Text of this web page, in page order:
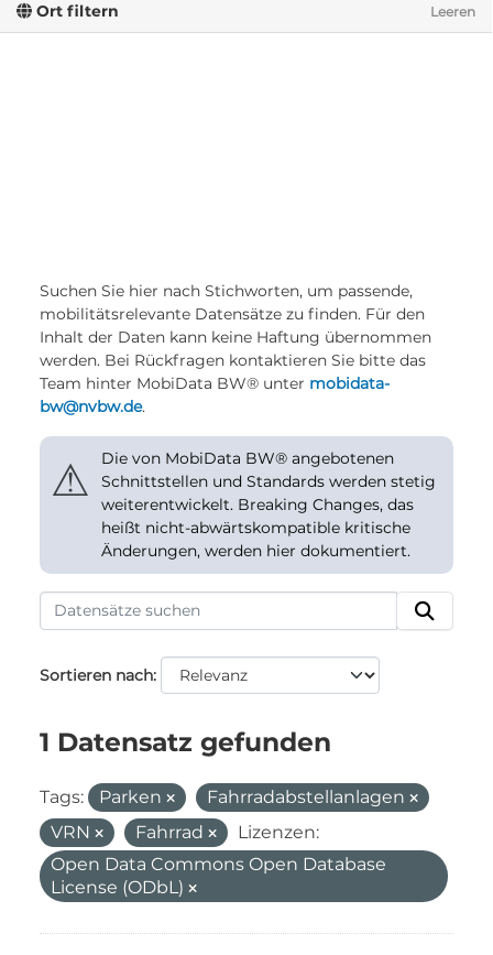
Ort filtern Leeren
Suchen Sie hier nach Stichworten, um passende,
mobilitätsrelevante Datensätze zu finden. Für den
Inhalt der Daten kann keine Haftung übernommen
werden. Bei Rückfragen kontaktieren Sie bitte das
Team hinter MobiData BW® unter mobidata-
bw@nvbw.de.
⚠
Die von MobiData BW® angebotenen
Schnittstellen und Standards werden stetig
weiterentwickelt. Breaking Changes, das
heißt nicht-abwärtskompatible kritische
Änderungen, werden hier dokumentiert.
Sortieren nach
1 Datensatz gefunden
Tags: Parken
Fahrradabstellanlagen
VRN
Fahrrad
Lizenzen:
Open Data Commons Open Database
License (ODbL)